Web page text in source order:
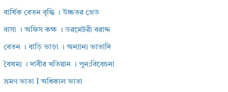
বার্ষিক বেতন বৃদ্ধি । উচ্চতর গ্রেড
বাসা । অফিস কক্ষ । ডরমেটরী বরাদ্দ
বেতন । বাড়ি ভাড়া । অন্যান্য ভাতাদি
বৈষম্য । দাবীর খতিয়ান । পুন:বিবেচনা
ভ্রমণ ভাতা I অধিকাল ভাতা